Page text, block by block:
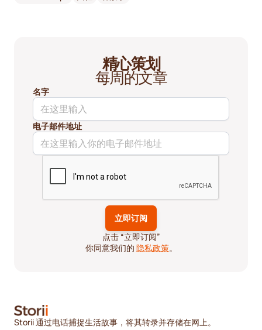
精心策划
每周的文章
名字
电子邮件地址
点击 “立即订阅”
你同意我们的 隐私政策。
Storii 通过电话捕捉生活故事，将其转录并存储在网上。